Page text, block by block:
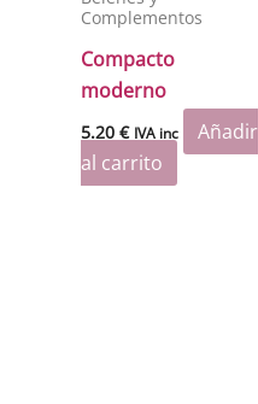
Complementos
Compacto
moderno
5.20€ IVA inc
Añadir
al carrito